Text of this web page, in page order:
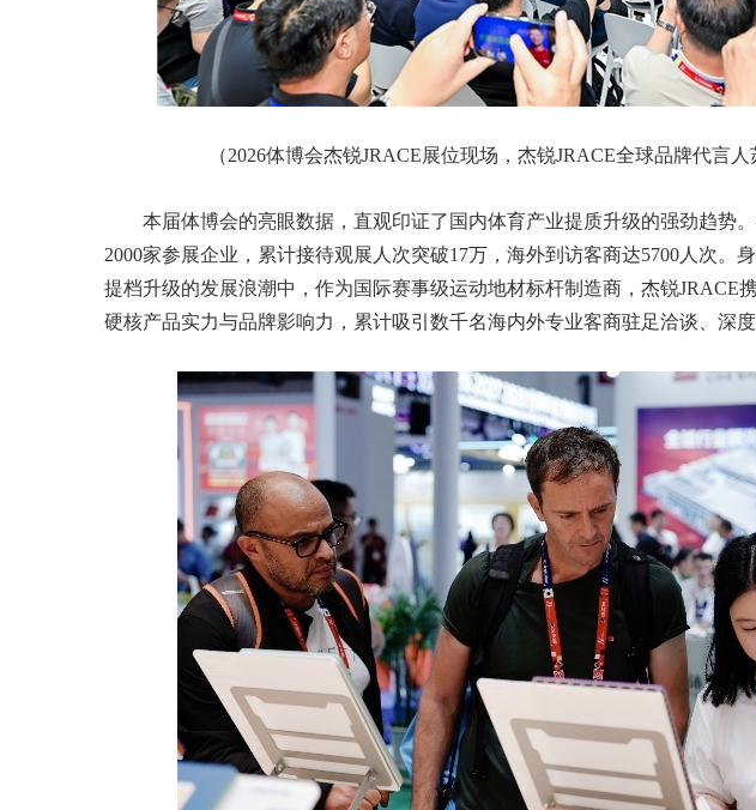
（2026体博会杰锐JRACE展位现场，杰锐JRACE全球品牌代言
本届体博会的亮眼数据，直观印证了国内体育产业提质升级的强劲趋势
2000家参展企业，累计接待观展人次突破17万，海外到访客商达5700人次。
提档升级的发展浪潮中，作为国际赛事级运动地材标杆制造商，杰锐JRACE
硬核产品实力与品牌影响力，累计吸引数千名海内外专业客商驻足洽谈、深度